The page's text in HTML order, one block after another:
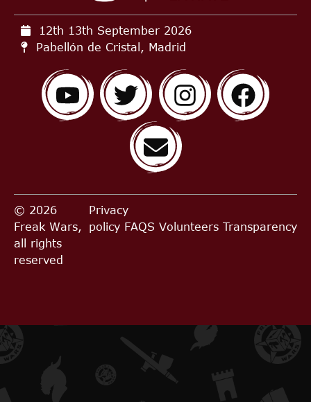
12th 13th September 2026
Pabellón de Cristal, Madrid
© 2026
Freak Wars,
all rights
reserved
Privacy
policy FAQS Volunteers Transparency